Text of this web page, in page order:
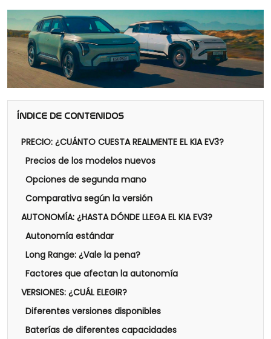
ÍNDICE DE CONTENIDOS
PRECIO: ¿CUÁNTO CUESTA REALMENTE EL KIA EV3?
Precios de los modelos nuevos
Opciones de segunda mano
Comparativa según la versión
AUTONOMÍA: ¿HASTA DÓNDE LLEGA EL KIA EV3?
Autonomía estándar
Long Range: ¿Vale la pena?
Factores que afectan la autonomía
VERSIONES: ¿CUÁL ELEGIR?
Diferentes versiones disponibles
Baterías de diferentes capacidades